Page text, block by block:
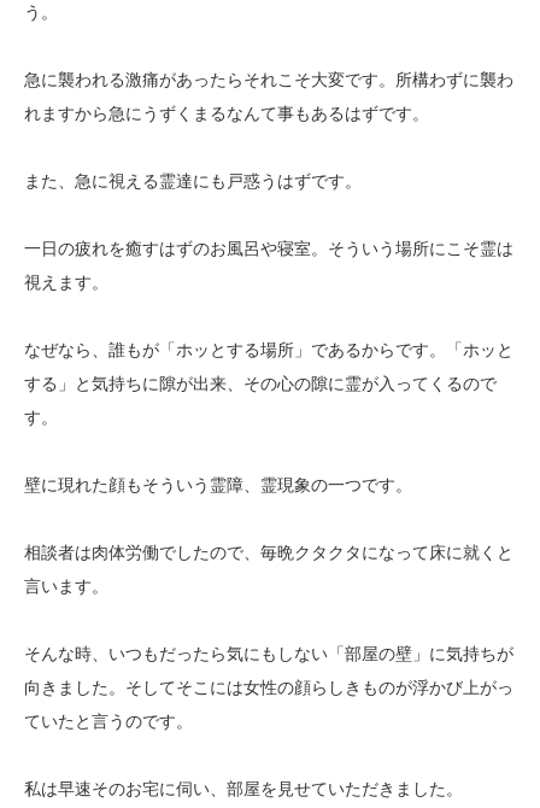
う。
急に襲われる激痛があったらそれこそ大変です。所構わずに襲わ
れますから急にうずくまるなんて事もあるはずです。
また、急に視える霊達にも戸惑うはずです。
一日の疲れを癒すはずのお風呂や寝室。そういう場所にこそ霊は
視えます。
なぜなら、誰もが「ホッとする場所」であるからです。「ホッと
する」と気持ちに隙が出来、その心の隙に霊が入ってくるので
す。
壁に現れた顔もそういう霊障、霊現象の一つです。
相談者は肉体労働でしたので、毎晩クタクタになって床に就くと
言います。
そんな時、いつもだったら気にもしない「部屋の壁」に気持ちが
向きました。そしてそこには女性の顔らしきものが浮かび上がっ
ていたと言うのです。
私は早速そのお宅に伺い、部屋を見せていただきました。